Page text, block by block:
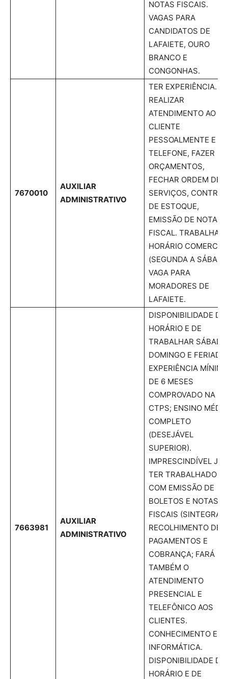
NOTAS FISCAIS.
VAGAS PARA
CANDIDATOS DE
LAFAIETE, OURO
BRANCO E
CONGONHAS.
7670010
AUXILIAR
ADMINISTRATIVO
TER EXPERIÊNCIA.
REALIZAR
ATENDIMENTO AO
CLIENTE
PESSOALMENTE E
TELEFONE, FAZER
ORÇAMENTOS,
FECHAR ORDEM DE
SERVIÇOS,
DE ESTOQUE,
EMISSÃO DE NOTA
FISCAL. TRABALHAR
HORÁRIO
(SEGUNDA A
VAGA PARA
MORADORES DE
LAFAIETE.
7663981
AUXILIAR
ADMINISTRATIVO
DISPONIBILIDADE DE
HORÁRIO E DE
TRABALHAR
DOMINGO E
EXPERIÊNCIA MÍNIMA
DE 6 MESES
COMPROVADO NA
CTPS; ENSINO MÉDIO
COMPLETO
(DESEJÁVEL
SUPERIOR).
IMPRESCINDÍVEL JÁ
TER TRABALHADO
COM EMISSÃO DE
BOLETOS E NOTAS
FISCAIS (SINTEGRA),
RECOLHIMENTO DE
PAGAMENTOS E
COBRANÇA; FARÁ
TAMBÉM O
ATENDIMENTO
PRESENCIAL E
TELEFÔNICO AOS
CLIENTES.
CONHECIMENTO EM
INFORMÁTICA.
DISPONIBILIDADE DE
HORÁRIO E DE